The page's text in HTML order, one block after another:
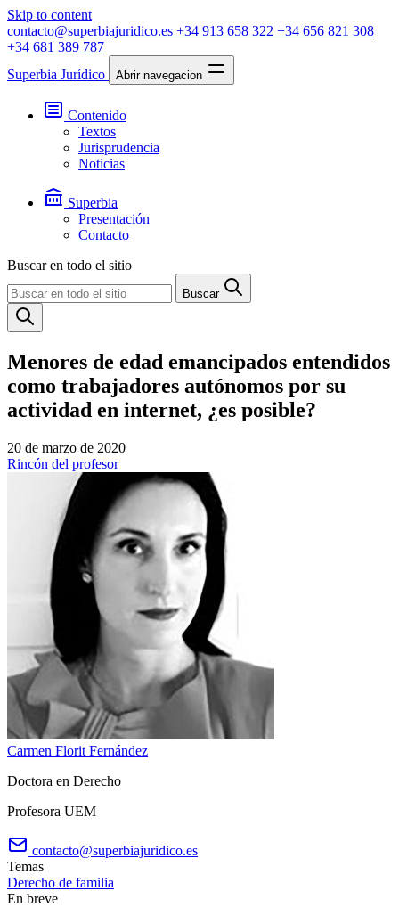
Skip to content
contacto@superbiajuridico.es +34 913 658 322 +34 656 821 308
+34 681 389 787
Superbia Jurídico
Abrir navegacion
Contenido
Textos
Jurisprudencia
Noticias
Superbia
Presentación
Contacto
Buscar en todo el sitio
Buscar
Menores de edad emancipados entendidos
como trabajadores autónomos por su
actividad en internet, ¿es posible?
20 de marzo de 2020
Rincón del profesor
Carmen Florit Fernández
Doctora en Derecho
Profesora UEM
contacto@superbiajuridico.es
Temas
Derecho de familia
En breve